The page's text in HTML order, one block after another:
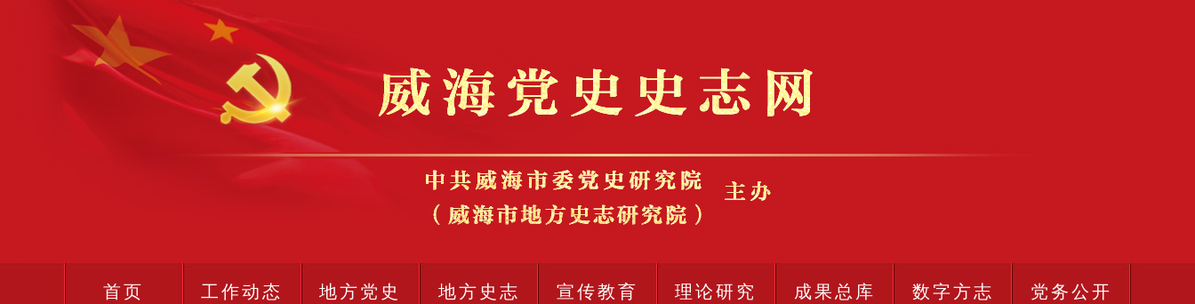
首页 工作动态 地方党史 地方史志 宣传教育 理论研究 成果总库 数字方志 党务公开